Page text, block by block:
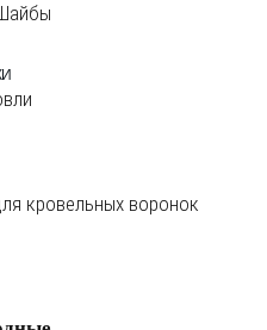
кровельных воронок